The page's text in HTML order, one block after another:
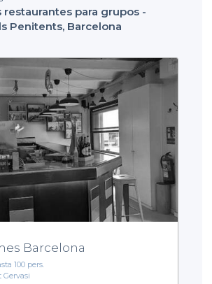
restaurantes para grupos -
Penitents, Barcelona
Barcelona
100 pers.
Gervasi